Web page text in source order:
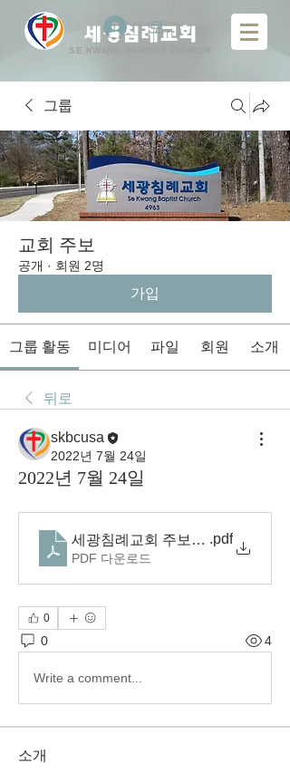
​ 세광침례교회
SE KWANG BAPTIST CHURCH
로그인
그룹
교회 주보
공개 · 회원 2명
가입
그룹 활동 미디어 파일 회원 소개
뒤로
skbcusa
2022년 7월 24일
2022년 7월 24일
세광침례교회 주보(22.7.24)
.pdf
PDF 다운로드
0
0 4
Write a comment...
소개